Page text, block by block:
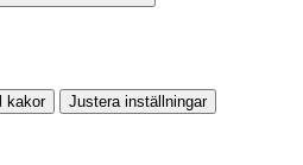
kakor Justera inställningar